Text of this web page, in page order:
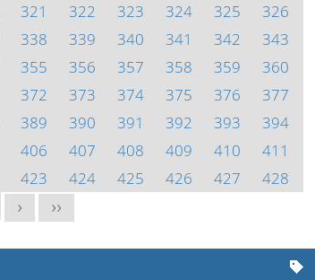
321 322 323 324 325
326
338 339 340 341 342
343
355 356 357 358 359
360
372 373 374 375 376
377
389 390 391 392 393
394
406 407 408 409 410
411
423 424 425 426 427
428
> >>